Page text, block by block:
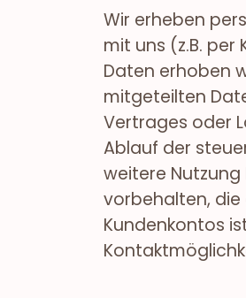
Wir erheben
mit uns (z.B.
Daten erhoben
mitgeteilten
Vertrages oder
Ablauf der
weitere
vorbehalten, die
Kundenkontos